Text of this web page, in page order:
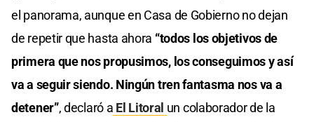
el panorama, aunque en Casa de Gobierno no dejan
de repetir que hasta ahora “todos los objetivos de
primera que nos propusimos, los conseguimos y así
va a seguir siendo. Ningún tren fantasma nos va a
detener”, declaró a El Litoral un colaborador de la